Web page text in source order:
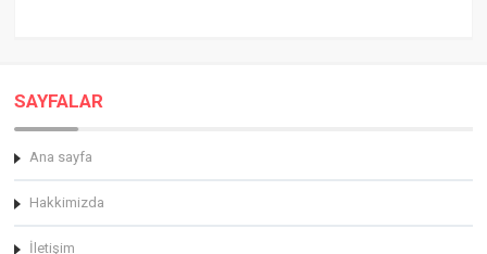
SAYFALAR
Ana sayfa
Hakkimizda
İletişim